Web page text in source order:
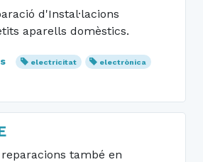
d'Instal·lacions
aparells domèstics.
electricitat
electrònica
també en